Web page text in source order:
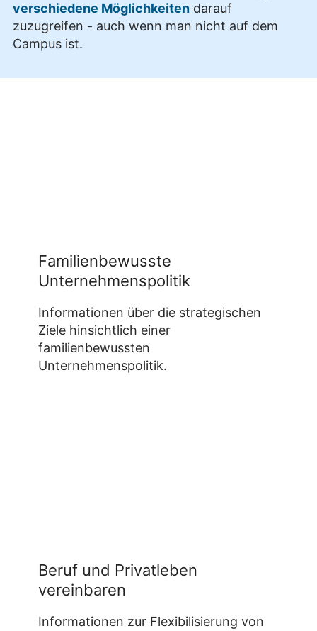
verschiedene Möglichkeiten darauf
zuzugreifen - auch wenn man nicht auf dem
Campus ist.
Familienbewusste
Unternehmenspolitik
Informationen über die strategischen
Ziele hinsichtlich einer
familienbewussten
Unternehmenspolitik.
Beruf und Privatleben
vereinbaren
Informationen zur Flexibilisierung von